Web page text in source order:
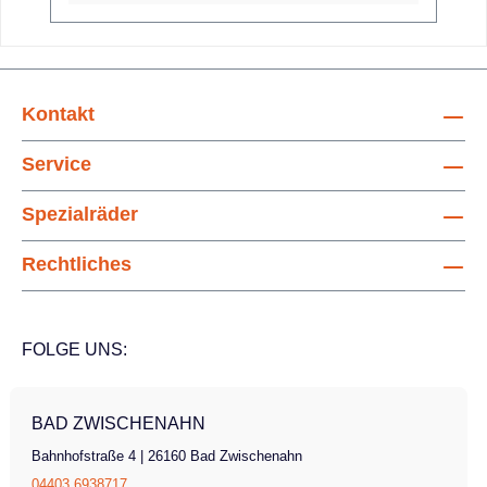
können Sie mit dem Balance sehr
dient als Beispiel und kann je nach
abweichen. Jedes Rad ist individuell
Ihr Fahrrad! Motor optional Gangschaltung
(vorne + hinten) hydraulische Felgenbremse
Maximales Benutzergewicht 120 kg Gewicht
Kontakt
Service
Spezialräder
Rechtliches
FOLGE UNS:
BAD ZWISCHENAHN
Bahnhofstraße 4 | 26160 Bad Zwischenahn